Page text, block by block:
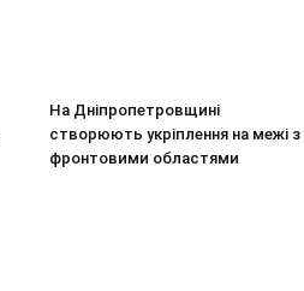
На Дніпропетровщині
створюють укріплення на межі з
фронтовими областями